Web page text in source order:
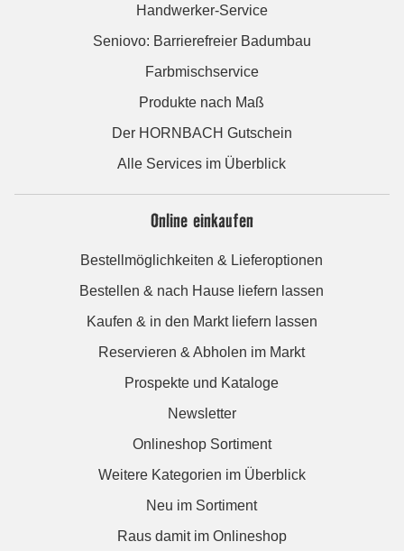
Handwerker-Service
Seniovo: Barrierefreier Badumbau
Farbmischservice
Produkte nach Maß
Der HORNBACH Gutschein
Alle Services im Überblick
Online einkaufen
Bestellmöglichkeiten & Lieferoptionen
Bestellen & nach Hause liefern lassen
Kaufen & in den Markt liefern lassen
Reservieren & Abholen im Markt
Prospekte und Kataloge
Newsletter
Onlineshop Sortiment
Weitere Kategorien im Überblick
Neu im Sortiment
Raus damit im Onlineshop